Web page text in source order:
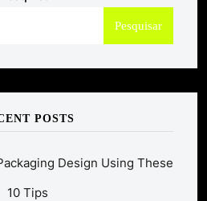
Pesquisar
POSTS
Design Using These
10 Tips